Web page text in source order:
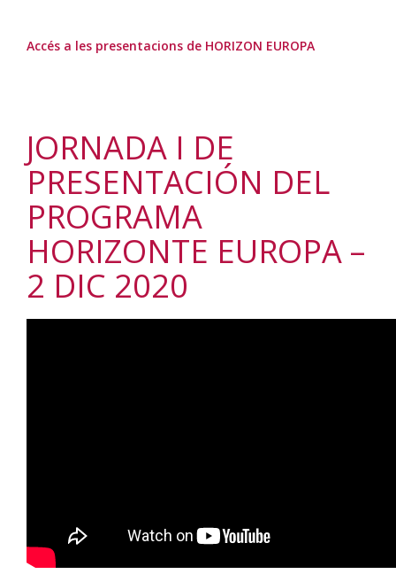
Accés a les presentacions de HORIZON EUROPA
JORNADA I DE
PRESENTACIÓN DEL
PROGRAMA
HORIZONTE EUROPA –
2 DIC 2020